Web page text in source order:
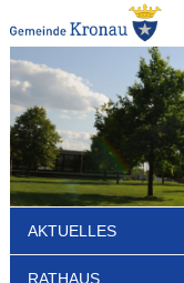
AKTUELLES
RATHAUS